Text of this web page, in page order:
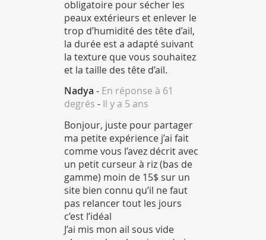
obligatoire pour sécher les
peaux extérieurs et enlever le
trop d’humidité des tête d’ail,
la durée est a adapté suivant
la texture que vous souhaitez
et la taille des tête d’ail.
Nadya - En réponse à 61
degrés - Il y a 5 ans
Bonjour, juste pour partager
ma petite expérience j’ai fait
comme vous l’avez décrit avec
un petit curseur à riz (bas de
gamme) moin de 15$ sur un
site bien connu qu’il ne faut
pas relancer tout les jours
c’est l’idéal
J’ai mis mon ail sous vide